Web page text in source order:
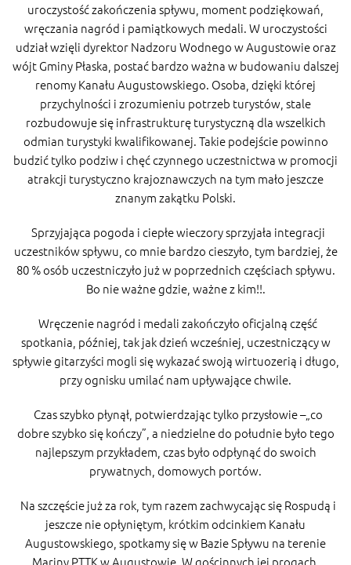
uroczystość zakończenia spływu, moment podziękowań,
wręczania nagród i pamiątkowych medali. W uroczystości
udział wzięli dyrektor Nadzoru Wodnego w Augustowie oraz
wójt Gminy Płaska, postać bardzo ważna w budowaniu dalszej
renomy Kanału Augustowskiego. Osoba, dzięki której
przychylności i zrozumieniu potrzeb turystów, stale
rozbudowuje się infrastrukturę turystyczną dla wszelkich
odmian turystyki kwalifikowanej. Takie podejście powinno
budzić tylko podziw i chęć czynnego uczestnictwa w promocji
atrakcji turystyczno krajoznawczych na tym mało jeszcze
znanym zakątku Polski.
Sprzyjająca pogoda i ciepłe wieczory sprzyjała integracji
uczestników spływu, co mnie bardzo cieszyło, tym bardziej, że
80 % osób uczestniczyło już w poprzednich częściach spływu.
Bo nie ważne gdzie, ważne z kim!!.
Wręczenie nagród i medali zakończyło oficjalną część
spotkania, później, tak jak dzień wcześniej, uczestniczący w
spływie gitarzyści mogli się wykazać swoją wirtuozerią i długo,
przy ognisku umilać nam upływające chwile.
Czas szybko płynął, potwierdzając tylko przysłowie –„co
dobre szybko się kończy”, a niedzielne do południe było tego
najlepszym przykładem, czas było odpłynąć do swoich
prywatnych, domowych portów.
Na szczęście już za rok, tym razem zachwycając się Rospudą i
jeszcze nie opłyniętym, krótkim odcinkiem Kanału
Augustowskiego, spotkamy się w Bazie Spływu na terenie
Mariny PTTK w Augustowie. W gościnnych jej progach,